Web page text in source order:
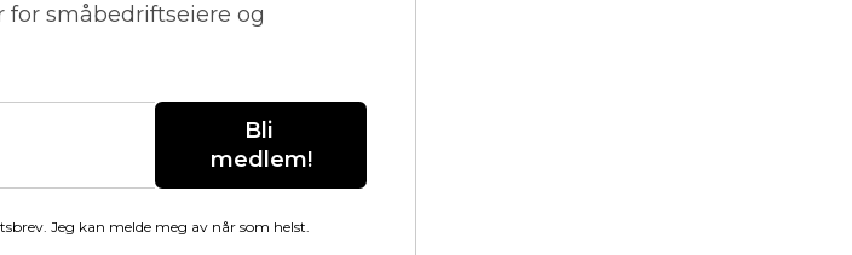
for småbedriftseiere og
Bli
medlem!
Jeg kan melde meg av når som helst.